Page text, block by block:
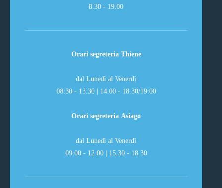
8.30 - 19.00
Orari segreteria Thiene
dal Lunedì al Venerdì
08:30 - 13.30 | 14.00 - 18.30/19:00
Orari segreteria Asiago
dal Lunedì al Venerdì
09:00 - 12.00 | 15.30 - 18.30